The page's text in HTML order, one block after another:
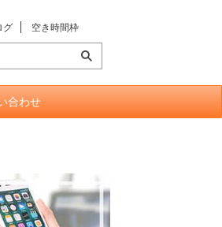
グ 空き時間枠
合わせ